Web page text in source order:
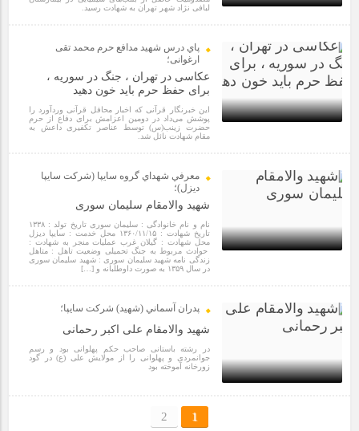
مراسم بزرگداشت سالروز آزادسازی خرمشهر در شرکت پارس خودرو
مراسم گرامیداشت سالروز آزادسازی خرمشهر در نمازخانه فاطمیه
مگاموتور
تیم شهدای مگاموتور در بزرگترین مسابقات گل کوچک جهان شرکت
لبافی نژاد شهر تهران به شهادت رسید.
پاي درس شهيد مدافع حرم محمد تقی
ارغوانی؛
عکاسی در تهران ، جنگ در سوریه ،
برای حفظ حرم باید خون دهید
این خبرنگار قرآنی که اخبار محافل قرآنی وردآورد را
پوشش می‌داد در دومین اعزامش برای دفاع از حرم
حضرت زینب(س) توسط عناصر تکفیری داعش به
مقام شهادت نائل شد.
معرفي شهداي گروه سايپا (شركت سايپا
ديزل)؛
شهید والامقام سلیمان سوری
نام و نام خانوادگی : سلیمان سوری تاریخ تولد : ۱۳۳۸
تاریخ شهادت : ۱۳۶۰/۱۱/۱۵ محل خدمت : سایپا دیزل
محل شهادت : گیلان غرب عملیات منجر به شهادت :
حوادث مربوط به جنگ تحمیلی وضعیت تاهل : متاهل
زندگی نامه شهید سلیمان سوری : شهید سلیمان سوری
در سال ۱۳۵۹ به صورت داوطلبانه و […]
پدران آسماني (شهيد) شركت سايپا؛
شهید والامقام علی اکبر رحمانی
در رشته باستانی صاحب حکم پهلوانی بود و رسم
جوانمردی و پهلوانی را از مولایش علی (ع) در گود
زورخانه آموخته بود
1
2